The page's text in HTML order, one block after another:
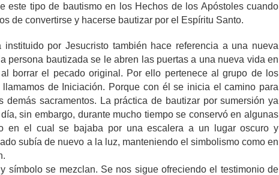
este tipo de bautismo en los Hechos de los Apóstoles cuando
de convertirse y hacerse bautizar por el Espíritu Santo.
instituido por Jesucristo también hace referencia a una nueva
persona bautizada se le abren las puertas a una nueva vida en
borrar el pecado original. Por ello pertenece al grupo de los
llamamos de Iniciación. Porque con él se inicia el camino para
demás sacramentos. La práctica de bautizar por sumersión ya
sin embargo, durante mucho tiempo se conservó en algunas
en el cual se bajaba por una escalera a un lugar oscuro y
subía de nuevo a la luz, manteniendo el simbolismo como en
símbolo se mezclan. Se nos sigue ofreciendo el testimonio de